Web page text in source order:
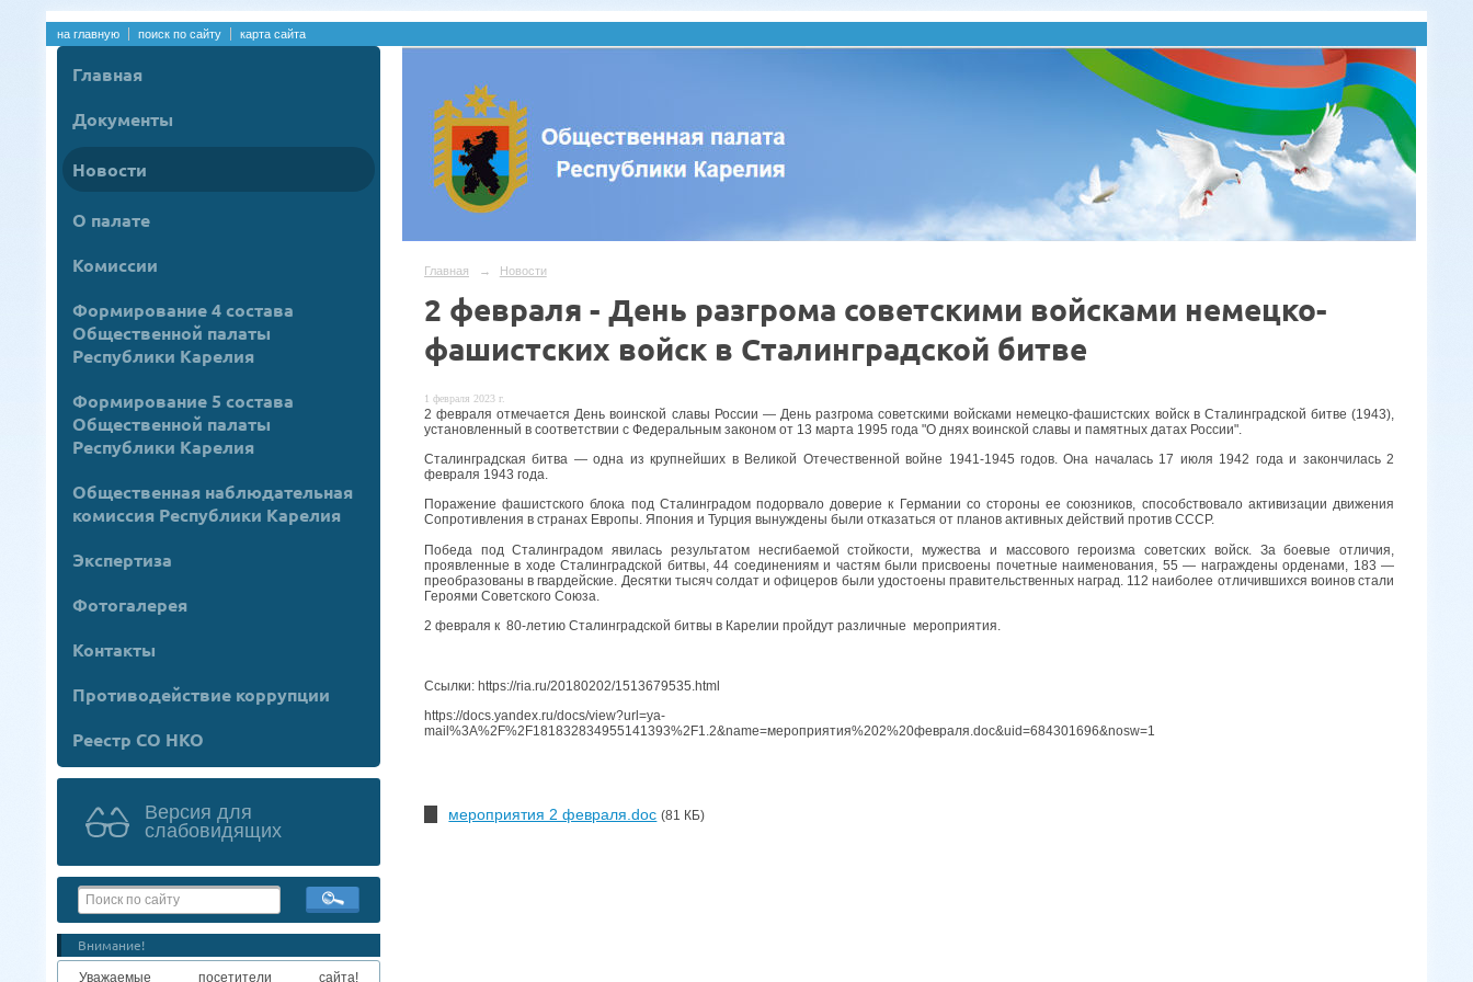
на главную поиск по сайту карта сайта
Главная
Документы
Новости
О палате
Комиссии
Формирование 4 состава
Общественной палаты
Республики Карелия
Формирование 5 состава
Общественной палаты
Республики Карелия
Общественная наблюдательная
комиссия Республики Карелия
Экспертиза
Фотогалерея
Контакты
Противодействие коррупции
Реестр СО НКО
Версия для
слабовидящих
Внимание!
Уважаемые посетители сайта!
Главная → Новости
2 февраля - День разгрома советскими войсками немецко-
фашистских войск в Сталинградской битве
1 февраля 2023 г.
2 февраля отмечается День воинской славы России — День разгрома советскими войсками немецко-фашистских войск в Сталинградской битве (1943),
установленный в соответствии с Федеральным законом от 13 марта 1995 года "О днях воинской славы и памятных датах России".
Сталинградская битва — одна из крупнейших в Великой Отечественной войне 1941-1945 годов. Она началась 17 июля 1942 года и закончилась 2
февраля 1943 года.
Поражение фашистского блока под Сталинградом подорвало доверие к Германии со стороны ее союзников, способствовало активизации движения
Сопротивления в странах Европы. Япония и Турция вынуждены были отказаться от планов активных действий против СССР.
Победа под Сталинградом явилась результатом несгибаемой стойкости, мужества и массового героизма советских войск. За боевые отличия,
проявленные в ходе Сталинградской битвы, 44 соединениям и частям были присвоены почетные наименования, 55 — награждены орденами, 183 —
преобразованы в гвардейские. Десятки тысяч солдат и офицеров были удостоены правительственных наград. 112 наиболее отличившихся воинов стали
Героями Советского Союза.
2 февраля к 80-летию Сталинградской битвы в Карелии пройдут различные мероприятия.
Ссылки: https://ria.ru/20180202/1513679535.html
https://docs.yandex.ru/docs/view?url=ya-
mail%3A%2F%2F181832834955141393%2F1.2&name=мероприятия%202%20февраля.doc&uid=684301696&nosw=1
мероприятия 2 февраля.doc (81 КБ)